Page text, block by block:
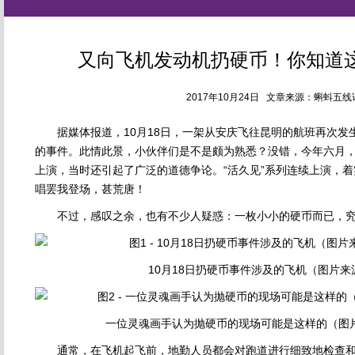
又向飞机发动机扔硬币！你知道
2017年10月24日 文章来源：蝌蚪五
据媒体报道，10月18日，一架从安庆飞往昆明的航班再次发
的事件。此情此景，小伙伴们是不是颇为熟悉？没错，今年六月
上演，当时还引起了广泛的道德争论。“活久见”系列连续上演，
唱罢我登场，甚荒唐！
不过，感叹之余，也有不少人疑惑：一枚小小的硬币而已，
10月18日扔硬币事件涉及的飞机（图片来
一位灵魂画手认为抛硬币的现场可能是这样的（图
通常，在飞机起飞前，地勤人员都会对跑道进行细致地检查